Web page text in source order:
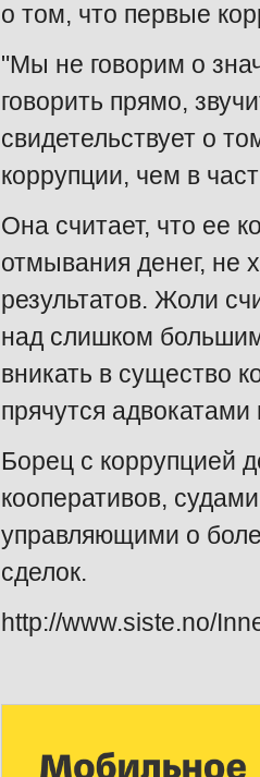
о том, что первые
"Мы не говорим о
говорить прямо,
свидетельствует о
коррупции, чем в
Она считает, что ее
отмывания денег, не
результатов. Жоли
над слишком большим
вникать в существо
прячутся
Борец с коррупцией
кооперативов,
управляющими о
сделок.
http://www.siste.no/